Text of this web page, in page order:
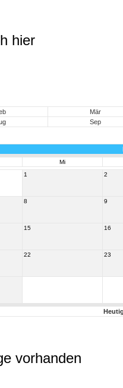
hier
Mär
Sep
Mi
1
2
8 9
15 16
22 23
vorhanden